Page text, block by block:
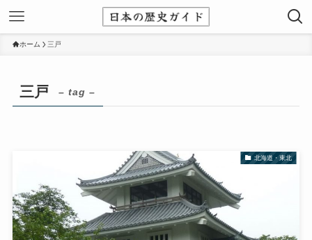
ホーム 三戸
三戸 – tag –
北海道・東北